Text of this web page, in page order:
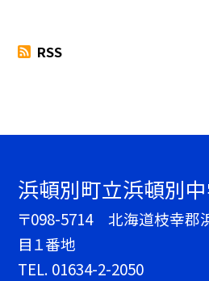
RSS
浜頓別町立浜頓別
〒098-5714 北海道枝幸郡
目１番地
TEL. 01634-2-2050